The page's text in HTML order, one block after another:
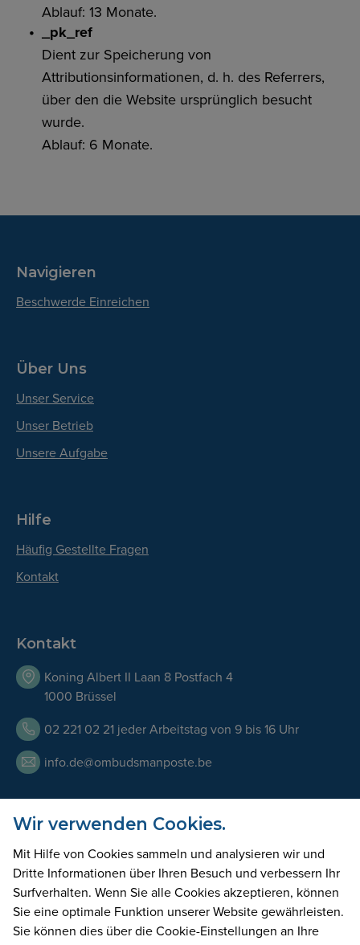
Ablauf: 13 Monate.
_pk_ref
Dient zur Speicherung von
Attributionsinformationen, d. h. des Referrers,
über den die Website ursprünglich besucht
wurde.
Ablauf: 6 Monate.
Navigieren
Beschwerde Einreichen
Über Uns
Unser Service
Unser Betrieb
Unsere Aufgabe
Hilfe
Häufig Gestellte Fragen
Kontakt
Kontakt
Koning Albert II Laan 8 Postfach 4
1000 Brüssel
02 221 02 21 jeder Arbeitstag von 9 bis 16 Uhr
info.de@ombudsmanposte.be
Öffnungszeiten
Unser Team ist an allen Werktagen von 9.00 bis 17.00 Uhr
telefonisch erreichbar. Wir können Sie auch in unseren
Büros empfangen, wenn Sie vorher einen Termin
vereinbaren.
Wir verwenden Cookies.
Mit Hilfe von Cookies sammeln und analysieren wir und
Dritte Informationen über Ihren Besuch und verbessern Ihr
Surfverhalten. Wenn Sie alle Cookies akzeptieren, können
Sie eine optimale Funktion unserer Website gewährleisten.
Sie können dies über die Cookie-Einstellungen an Ihre